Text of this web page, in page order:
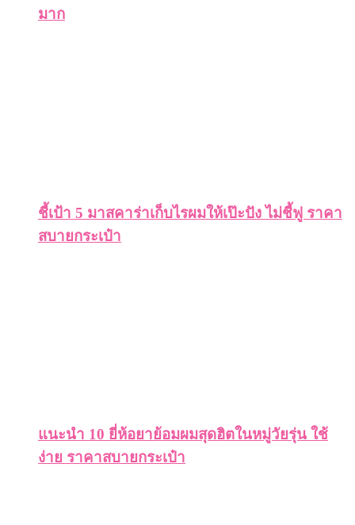
มาก
ชี้เป้า 5 มาสคาร่าเก็บไรผมให้เป๊ะปัง ไม่ชี้ฟู ราคา
สบายกระเป๋า
แนะนำ 10 ยี่ห้อยาย้อมผมสุดฮิตในหมู่วัยรุ่น ใช้
ง่าย ราคาสบายกระเป๋า